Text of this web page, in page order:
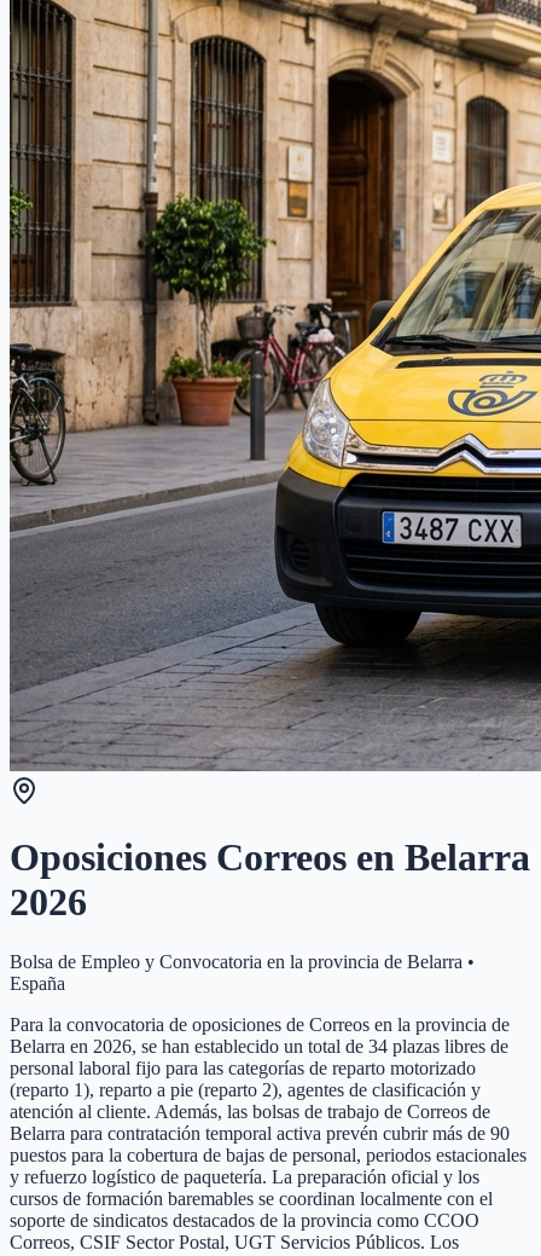
Oposiciones Correos en Belarra
2026
Bolsa de Empleo y Convocatoria en la provincia de Belarra •
España
Para la convocatoria de oposiciones de Correos en la provincia de
Belarra en 2026, se han establecido un total de 34 plazas libres de
personal laboral fijo para las categorías de reparto motorizado
(reparto 1), reparto a pie (reparto 2), agentes de clasificación y
atención al cliente. Además, las bolsas de trabajo de Correos de
Belarra para contratación temporal activa prevén cubrir más de 90
puestos para la cobertura de bajas de personal, periodos estacionales
y refuerzo logístico de paquetería. La preparación oficial y los
cursos de formación baremables se coordinan localmente con el
soporte de sindicatos destacados de la provincia como CCOO
Correos, CSIF Sector Postal, UGT Servicios Públicos. Los